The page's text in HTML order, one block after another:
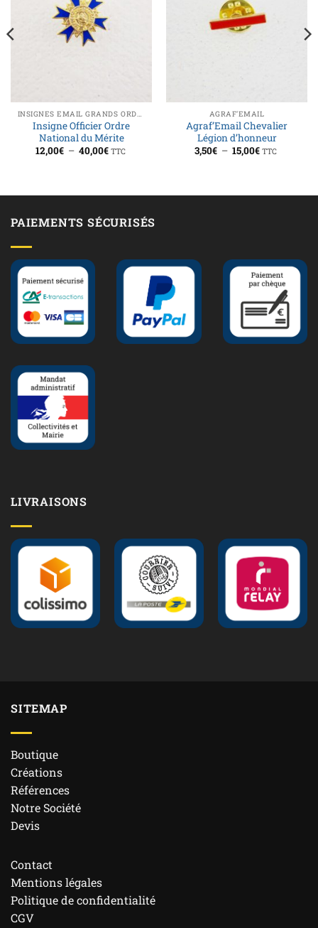
INSIGNES EMAIL GRANDS ORDRES
Insigne Officier Ordre
National du Mérite
12,00€ – 40,00€Plage
40,00€
TTC
AGRAF'EMAIL
Agraf’Email Chevalier
Légion d’honneur
3,50€ – 15,00€Plage
15,00€
TTC
PAIEMENTS SÉCURISÉS
LIVRAISONS
SITEMAP
Boutique
Créations
Références
Notre Société
Devis
Contact
Mentions légales
Politique de confidentialité
CGV